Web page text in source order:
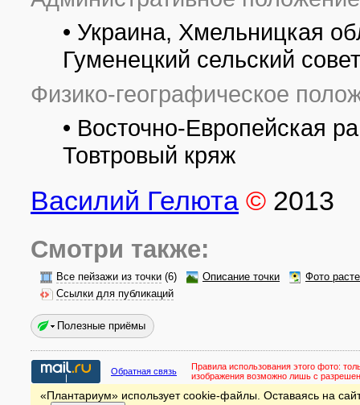
• Украина, Хмельницкая
Гуменецкий сельский
Физико-географическое
• Восточно-Европейская
Товтровый кряж
Василий Гелюта © 2013
Смотри также:
Все пейзажи из точки (6) Описание точки
Фото
Ссылки для публикаций
Полезные приёмы
Обратная связь Правила использования этого фото:
изображения возможно лишь с
«Плантариум» использует cookie-файлы. Оставаясь на